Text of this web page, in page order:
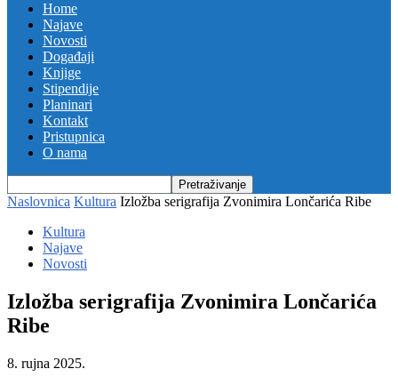
Home
Najave
Novosti
Događaji
Knjige
Stipendije
Planinari
Kontakt
Pristupnica
O nama
Naslovnica Kultura Izložba serigrafija Zvonimira Lončarića Ribe
Kultura
Najave
Novosti
Izložba serigrafija Zvonimira Lončarića
Ribe
8. rujna 2025.